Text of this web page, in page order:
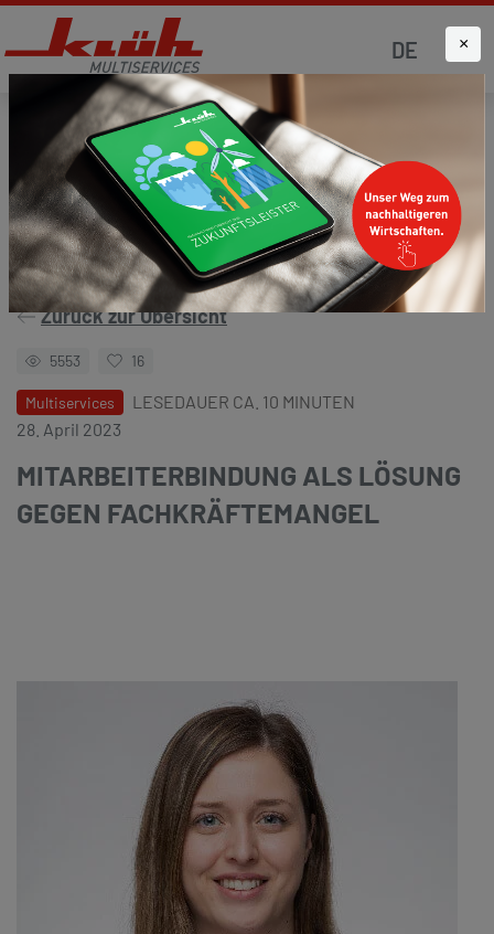
DE
Startseite Aktuelles Klüh4all
Zurück zur Übersicht
5553 16
Multiservices
LESEDAUER CA. 10 MINUTEN
28. April 2023
MITARBEITERBINDUNG ALS LÖSUNG
GEGEN FACHKRÄFTEMANGEL
×